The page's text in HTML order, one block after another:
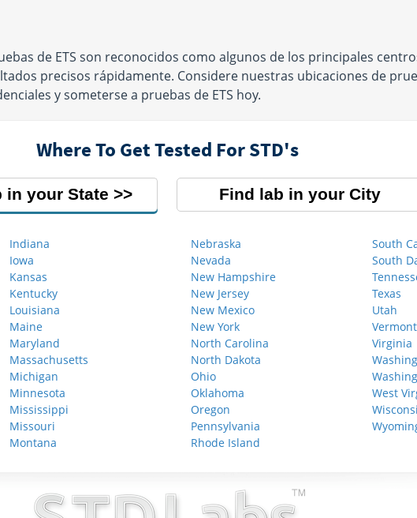
de ETS son reconocidos como algunos de los principales
precisos rápidamente. Considere nuestras ubicaciones de
y someterse a pruebas de ETS hoy.
Where To Get Tested For STD's
in your State Find lab in your City
Indiana
Iowa
Kansas
Kentucky
Louisiana
Maine
Maryland
Massachusetts
Michigan
Minnesota
Mississippi
Missouri
Montana
Nebraska
Nevada
New Hampshire
New Jersey
New Mexico
New York
North Carolina
North Dakota
Ohio
Oklahoma
Oregon
Pennsylvania
Rhode Island
South
South
Texas
Utah
Vermont
Virginia
West